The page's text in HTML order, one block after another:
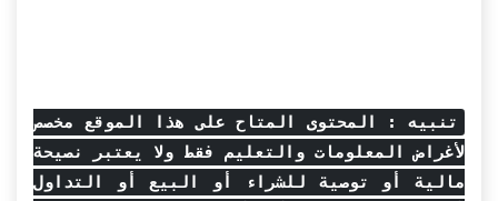
تنبيه : المحتوى المتاح على هذا الموقع مخصص
لأغراض المعلومات والتعليم فقط ولا يعتبر نصيحة
مالية أو توصية للشراء أو البيع أو التداول